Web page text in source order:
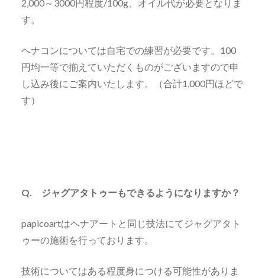
2,000～3000円程度/100g、オイル代が必要となりま
す。
ヘナコンについては自宅での練習が必要です。100
円均一等で揃えていただくものがございますので申
し込み後にご案内いたします。（合計1,000円ほどで
す）
Q. ジャグアタトゥーもできるようになりますか？
papicoartはヘナアートと同じ技法にてジャグアタト
ゥーの施術を行っております。
技術についてはある程度身につける可能性がありま